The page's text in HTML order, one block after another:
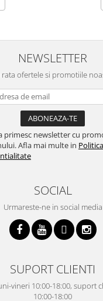
NEWSLETTER
rata ofertele si promotiile
primesc newsletter cu
Afla mai multe in
SOCIAL
Urmareste-ne in social media
SUPORT CLIENTI
vineri 10:00-18:00, suport
10:00-18:00